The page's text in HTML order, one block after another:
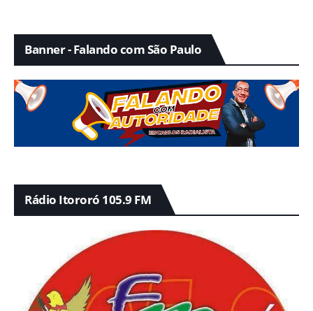
Banner - Falando com São Paulo
Rádio Itororó 105.9 FM